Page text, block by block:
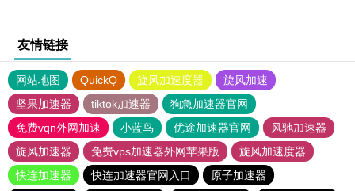
友情链接
网站地图 QuickQ 旋风加速度器
旋风加速
坚果加速器
tiktok加速器
狗急加速器官网
免费vqn外网加速
小蓝鸟 优途加速器官网
风驰加速器
旋风加速器
免费vps加速器外网苹果版
旋风加速度器
快连加速器
快连加速器官网入口
原子加速器